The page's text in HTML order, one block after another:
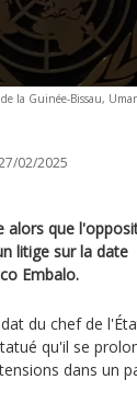
la Guinée-Bissau,
02/2025
alors que
litige sur la date
Embalo.
du chef de
qu'il se
dans un